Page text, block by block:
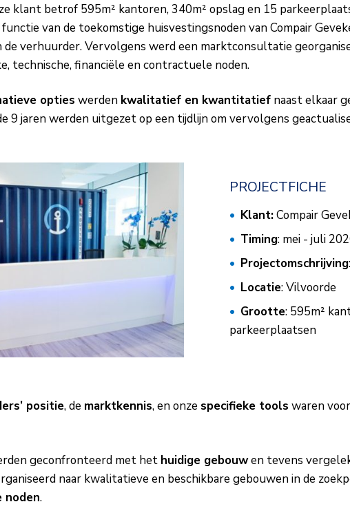
klant betrof 595m² kantoren, 340m² opslag en 15
van de toekomstige huisvestingsnoden van Compair
de verhuurder. Vervolgens werd een marktconsultatie
technische, financiële en contractuele noden.
opties werden kwalitatief en kwantitatiefnaast elkaar
9 jaren werden uitgezet op een tijdlijn om vervolgens
PROJECTFICHE
Klant:Compair
Timing: mei - juli
Projectomschrijving
Locatie: Vilvoorde
Grootte: 595m²
parkeerplaatsen
positie, de marktkennis, en onze specifieke tools waren
geconfronteerd met het huidige gebouwen tevens
naar kwalitatieve en beschikbare gebouwen in de
noden.